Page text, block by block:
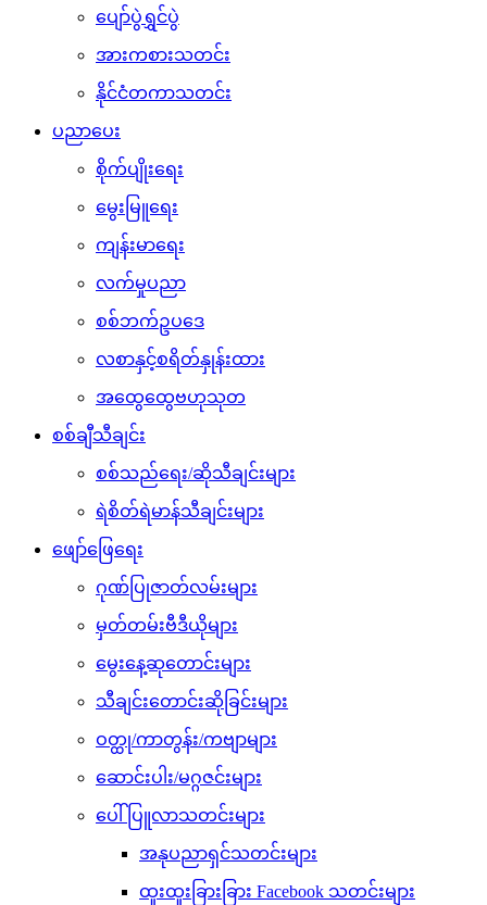
ပျော်ပွဲရွှင်ပွဲ
အားကစားသတင်း
နိုင်ငံတကာသတင်း
ပညာပေး
စိုက်ပျိုးရေး
မွေးမြူရေး
ကျန်းမာရေး
လက်မှုပညာ
စစ်ဘက်ဥပဒေ
လစာနှင့်စရိတ်နှုန်းထား
အထွေထွေဗဟုသုတ
စစ်ချီသီချင်း
စစ်သည်ရေး/ဆိုသီချင်းများ
ရဲစိတ်ရဲမာန်သီချင်းများ
ဖျော်ဖြေရေး
ဂုဏ်ပြုဇာတ်လမ်းများ
မှတ်တမ်းဗီဒီယိုများ
မွေးနေ့ဆုတောင်းများ
သီချင်းတောင်းဆိုခြင်းများ
ဝတ္ထု/ကာတွန်း/ကဗျာများ
ဆောင်းပါး/မဂ္ဂဇင်းများ
ပေါ်ပြူလာသတင်းများ
အနုပညာရှင်သတင်းများ
ထူးထူးခြားခြား Facebook သတင်းများ